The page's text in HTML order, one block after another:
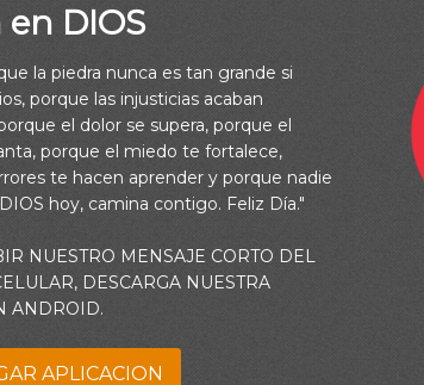
(1 Samuel 13:8-10)
DIOS
la piedra nunca es tan grande si
porque las injusticias acaban
el dolor se supera, porque el
porque el miedo te fortalece,
te hacen aprender y porque nadie
hoy, camina contigo. Feliz Día."
NUESTRO MENSAJE CORTO DEL
DESCARGA NUESTRA
ANDROID.
APLICACION